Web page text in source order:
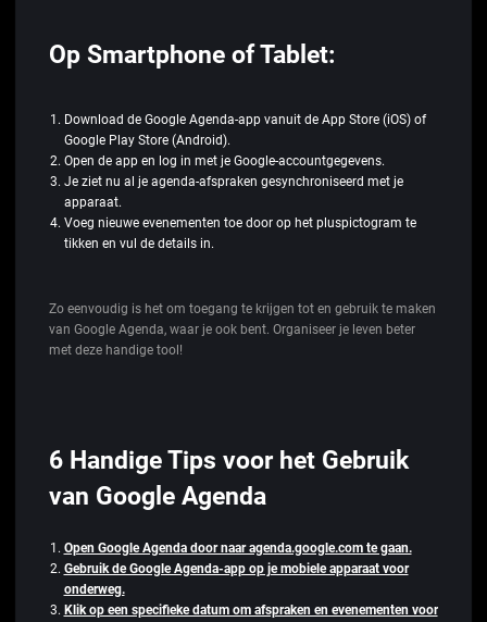
Op Smartphone of Tablet:
Download de Google Agenda-app vanuit de App Store (iOS) of
Google Play Store (Android).
Open de app en log in met je Google-accountgegevens.
Je ziet nu al je agenda-afspraken gesynchroniseerd met je
apparaat.
Voeg nieuwe evenementen toe door op het pluspictogram te
tikken en vul de details in.
Zo eenvoudig is het om toegang te krijgen tot en gebruik te maken
van Google Agenda, waar je ook bent. Organiseer je leven beter
met deze handige tool!
6 Handige Tips voor het Gebruik
van Google Agenda
Open Google Agenda door naar agenda.google.com te gaan.
Gebruik de Google Agenda-app op je mobiele apparaat voor
onderweg.
Klik op een specifieke datum om afspraken en evenementen voor